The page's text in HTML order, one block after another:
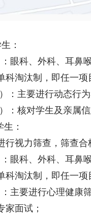
：
科、外科、耳鼻
科淘汰制，即任一
主要进行动态行为
核对学生及亲属信
：
视力筛查，筛查合
科、外科、耳鼻
科淘汰制，即任一
要进行心理健康
家面试；